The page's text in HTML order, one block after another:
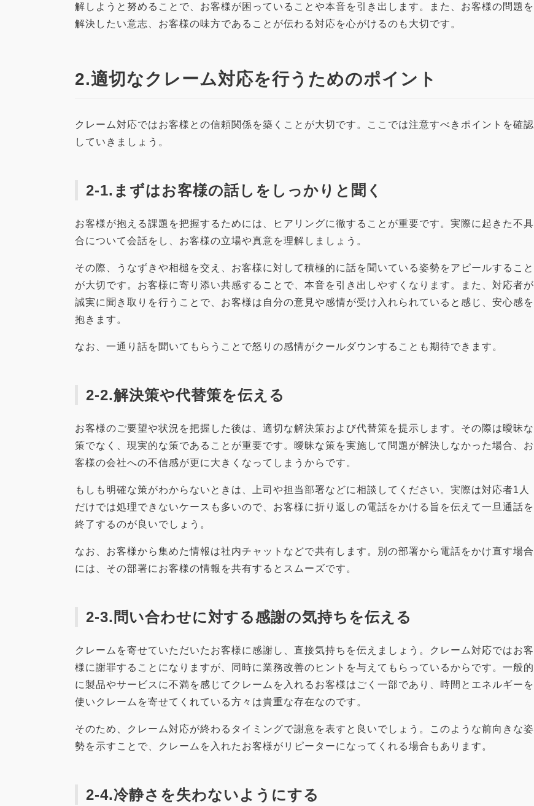
解しようと努めることで、お客様が困っていることや本音を引き出します。また、お客様の問題を
解決したい意志、お客様の味方であることが伝わる対応を心がけるのも大切です。
2.適切なクレーム対応を行うためのポイント
クレーム対応ではお客様との信頼関係を築くことが大切です。ここでは注意すべきポイントを確認
していきましょう。
2-1.まずはお客様の話しをしっかりと聞く
お客様が抱える課題を把握するためには、ヒアリングに徹することが重要です。実際に起きた不具
合について会話をし、お客様の立場や真意を理解しましょう。
その際、うなずきや相槌を交え、お客様に対して積極的に話を聞いている姿勢をアピールすること
が大切です。お客様に寄り添い共感することで、本音を引き出しやすくなります。また、対応者が
誠実に聞き取りを行うことで、お客様は自分の意見や感情が受け入れられていると感じ、安心感を
抱きます。
なお、一通り話を聞いてもらうことで怒りの感情がクールダウンすることも期待できます。
2-2.解決策や代替策を伝える
お客様のご要望や状況を把握した後は、適切な解決策および代替策を提示します。その際は曖昧な
策でなく、現実的な策であることが重要です。曖昧な策を実施して問題が解決しなかった場合、お
客様の会社への不信感が更に大きくなってしまうからです。
もしも明確な策がわからないときは、上司や担当部署などに相談してください。実際は対応者1人
だけでは処理できないケースも多いので、お客様に折り返しの電話をかける旨を伝えて一旦通話を
終了するのが良いでしょう。
なお、お客様から集めた情報は社内チャットなどで共有します。別の部署から電話をかけ直す場合
には、その部署にお客様の情報を共有するとスムーズです。
2-3.問い合わせに対する感謝の気持ちを伝える
クレームを寄せていただいたお客様に感謝し、直接気持ちを伝えましょう。クレーム対応ではお客
様に謝罪することになりますが、同時に業務改善のヒントを与えてもらっているからです。一般的
に製品やサービスに不満を感じてクレームを入れるお客様はごく一部であり、時間とエネルギーを
使いクレームを寄せてくれている方々は貴重な存在なのです。
そのため、クレーム対応が終わるタイミングで謝意を表すと良いでしょう。このような前向きな姿
勢を示すことで、クレームを入れたお客様がリピーターになってくれる場合もあります。
2-4.冷静さを失わないようにする